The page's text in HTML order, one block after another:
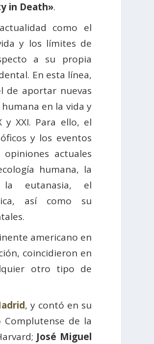
in Death».
como el
y los límites de
a su propia
En esta línea,
de aportar nuevas
en la vida y
XXI. Para ello, el
y los eventos
actuales
humana, la
eutanasia, el
así como su
americano en
coincidieron en
otro tipo de
, y contó en su
de la
José Miguel